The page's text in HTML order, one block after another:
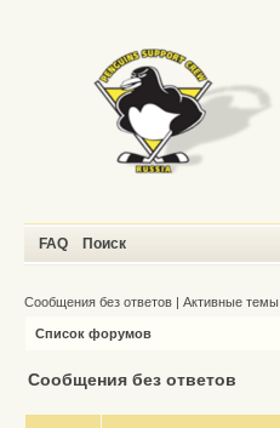
FAQ Поиск
Сообщения без ответов | Активные темы
Список форумов
Сообщения без ответов